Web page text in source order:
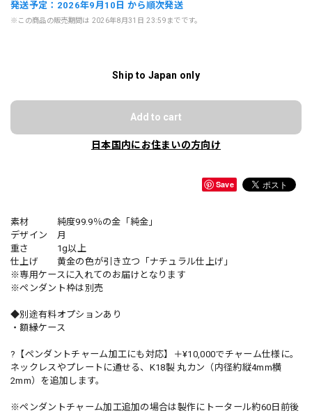
発送予定：2026年9月10日 から順次発送
※この商品の販売期間は 2026年8月31日 23:59までです。
Ship to Japan only
Add to cart
日本国内にお住まいの方向け
Save
素材 純度99.9％の金「純金」
デザイン 月
重さ 1g以上
仕上げ 黄金の色が引き立つ「ナチュラル仕上げ」
※専用ケースに入れてのお届けとなります
※ペンダント枠は別売
◆別途有料オプションあり
・額縁ケース
?【ペンダントチャーム加工にも対応】＋¥10,000でチャーム仕様に。
ネックレスやプレートに通せる、K18製 丸カン（内径約縦4mm横
2mm）を追加します。
※ペンダントチャーム加工追加の場合は製作にトータール約60日前後